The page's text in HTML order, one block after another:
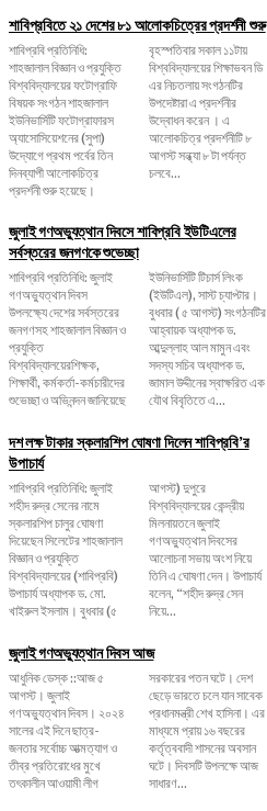
শাবিপ্রবিতে ২১ দেশের ৮১ আলোকচিত্রের প্রদর্শনী শুরু
শাবিপ্রবি প্রতিনিধি:
শাহজালাল বিজ্ঞান ও প্রযুক্তি
বিশ্ববিদ্যালয়ের ফটোগ্রাফি
বিষয়ক সংগঠন শাহজালাল
ইউনিভার্সিটি ফটোগ্রাফারস
অ্যাসোসিয়েশনের (সুপা)
উদ্যোগে প্রথম পর্বের তিন
দিনব্যাপী আলোকচিত্র
প্রদর্শনী শুরু হয়েছে।
বৃহস্পতিবার সকাল ১১টায়
বিশ্ববিদ্যালয়ের শিক্ষাভবন ডি
এর নিচতলায় সংগঠনটির
উপদেষ্টারা এ প্রদর্শনীর
উদ্বোধন করেন । এ
আলোকচিত্র প্রদর্শনীটি ৮
আগস্ট সন্ধ্যা ৮ টা পর্যন্ত
চলবে...
জুলাই গণঅভ্যুত্থান দিবসে শাবিপ্রবি ইউটিএলের
সর্বস্তরের জনগণকে শুভেচ্ছা
শাবিপ্রবি প্রতিনিধি: জুলাই
গণঅভ্যুত্থান দিবস
উপলক্ষ্যে দেশের সর্বস্তরের
জনগণসহ শাহজালাল বিজ্ঞান ও
প্রযুক্তি
বিশ্ববিদ্যালয়েরশিক্ষক,
শিক্ষার্থী, কর্মকর্তা-কর্মচারীদের
শুভেচ্ছা ও অভিনন্দন জানিয়েছে
ইউনিভার্সিটি টিচার্স লিংক
(ইউটিএল), সাস্ট চ্যাপ্টার।
বুধবার ( ৫ আগস্ট) সংগঠনটির
আহ্বায়ক অধ্যাপক ড.
আব্দুল্লাহ আল মামুন এবং
সদস্য সচিব অধ্যাপক ড.
জামাল উদ্দীনের স্বাক্ষরিত এক
যৌথ বিবৃতিতে এ...
দশ লক্ষ টাকার স্কলারশিপ ঘোষণা দিলেন শাবিপ্রবি’র
উপাচার্য
শাবিপ্রবি প্রতিনিধি: জুলাই
শহীদ রুদ্র সেনের নামে
স্কলারশিপ চালুর ঘোষণা
দিয়েছেন সিলেটের শাহজালাল
বিজ্ঞান ও প্রযুক্তি
বিশ্ববিদ্যালয়ের (শাবিপ্রবি)
উপাচার্য অধ্যাপক ড. মো.
খাইরুল ইসলাম। বুধবার (৫
আগস্ট) দুপুরে
বিশ্ববিদ্যালয়ের কেন্দ্রীয়
মিলনায়তনে জুলাই
গণঅভ্যুত্থান দিবসের
আলোচনা সভায় অংশ নিয়ে
তিনি এ ঘোষণা দেন। উপাচার্য
বলেন, ‌“শহীদ রুদ্র সেন
নিয়ে...
জুলাই গণঅভ্যুত্থান দিবস আজ
আধুনিক ডেস্ক ::আজ ৫
আগস্ট। জুলাই
গণঅভ্যুত্থান দিবস। ২০২৪
সালের এই দিনে ছাত্র-
জনতার সর্বোচ্চ আত্মত্যাগ ও
তীব্র প্রতিরোধের মুখে
তৎকালীন আওয়ামী লীগ
সরকারের পতন ঘটে। দেশ
ছেড়ে ভারতে চলে যান সাবেক
প্রধানমন্ত্রী শেখ হাসিনা। এর
মাধ্যমে প্রায় ১৬ বছরের
কর্তৃত্ববাদী শাসনের অবসান
ঘটে। দিবসটি উপলক্ষে আজ
সাধারণ...